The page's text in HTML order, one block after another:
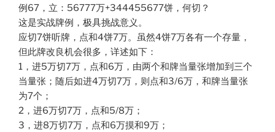
例67，立：56777万+344455677饼，何切？
这是实战牌例，极具挑战意义。
应切7饼听牌，点和4饼7万。虽然4饼7万各有一个存量，
但此牌改良机会很多，详述如下：
1，进5万切7万，点和6万，由两个和牌当量张增加到三个
当量张；随后如进4万切7万，则点和3/6万，和牌当量张
为7个；
2，进6万切7万，点和5/8万；
3，进8万切7万，点和6万摸和9万；